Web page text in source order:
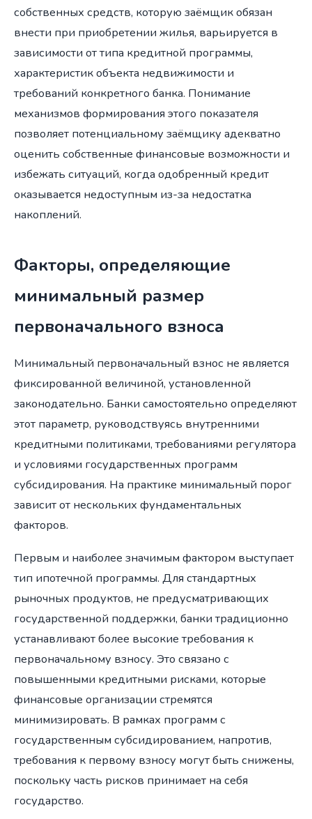
собственных средств, которую заёмщик обязан
внести при приобретении жилья, варьируется в
зависимости от типа кредитной программы,
характеристик объекта недвижимости и
требований конкретного банка. Понимание
механизмов формирования этого показателя
позволяет потенциальному заёмщику адекватно
оценить собственные финансовые возможности и
избежать ситуаций, когда одобренный кредит
оказывается недоступным из-за недостатка
накоплений.
Факторы, определяющие
минимальный размер
первоначального взноса
Минимальный первоначальный взнос не является
фиксированной величиной, установленной
законодательно. Банки самостоятельно определяют
этот параметр, руководствуясь внутренними
кредитными политиками, требованиями регулятора
и условиями государственных программ
субсидирования. На практике минимальный порог
зависит от нескольких фундаментальных
факторов.
Первым и наиболее значимым фактором выступает
тип ипотечной программы. Для стандартных
рыночных продуктов, не предусматривающих
государственной поддержки, банки традиционно
устанавливают более высокие требования к
первоначальному взносу. Это связано с
повышенными кредитными рисками, которые
финансовые организации стремятся
минимизировать. В рамках программ с
государственным субсидированием, напротив,
требования к первому взносу могут быть снижены,
поскольку часть рисков принимает на себя
государство.